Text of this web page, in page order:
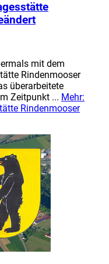
mit dem
Rindenmooser
überarbeitete
Zeitpunkt ... Mehr:
Rindenmooser